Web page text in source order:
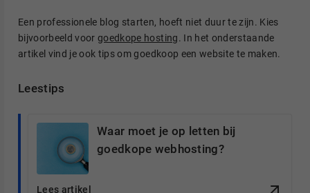
Een professionele blog starten, hoeft niet duur te zijn. Kies
bijvoorbeeld voorgoedkope hosting. In het onderstaande
artikel vind je ook tips om goedkoop een website te maken.
Leestips
Waar moet je op letten bij
goedkope webhosting?
Lees artikel